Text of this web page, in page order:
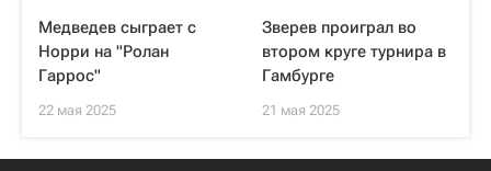
Медведев сыграет с
Норри на "Ролан
Гаррос"
22 мая 2025
Зверев проиграл во
втором круге турнира в
Гамбурге
21 мая 2025